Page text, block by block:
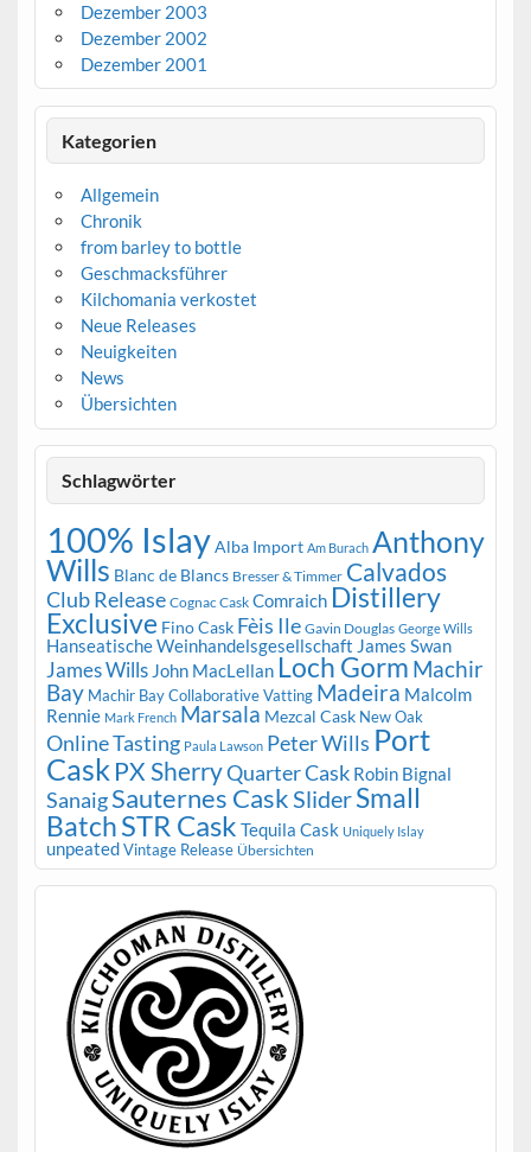
Dezember 2003
Dezember 2002
Dezember 2001
Kategorien
Allgemein
Chronik
from barley to bottle
Geschmacksführer
Kilchomania verkostet
Neue Releases
Neuigkeiten
News
Übersichten
Schlagwörter
100% IslayAlba Import Am Burach Anthony
Wills Blanc de Blancs Bresser & Timmer Calvados
Club Release Cognac Cask Comraich Distillery
Exclusive Fino Cask Fèis Ile Gavin Douglas George Wills
Hanseatische Weinhandelsgesellschaft James Swan
James Wills John MacLellan Loch Gorm Machir
Bay Machir Bay Collaborative Vatting Madeira Malcolm
Rennie Mark French Marsala Mezcal Cask New Oak
Online Tasting Paula Lawson Peter Wills Port
Cask PX SherryQuarter Cask Robin Bignal
SanaigSauternes Cask SliderSmall
BatchSTR Cask Tequila Cask Uniquely Islay
unpeatedVintage Release Übersichten